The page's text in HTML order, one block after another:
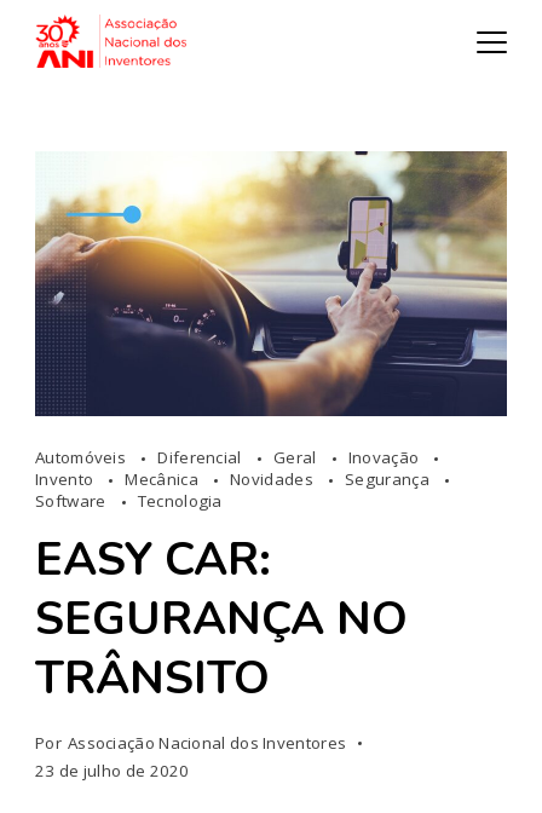
Automóveis Diferencial Geral
Inovação
Invento
Mecânica Novidades
Segurança
Software
Tecnologia
EASY CAR:
SEGURANÇA NO
TRÂNSITO
Por Associação Nacional dos Inventores
23 de julho de 2020